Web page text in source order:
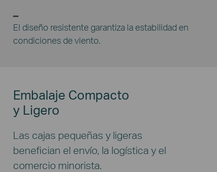
El diseño resistente garantiza la estabilidad en
condiciones de viento.
Embalaje Compacto
y Ligero
Las cajas pequeñas y ligeras
benefician el envío, la logística y el
comercio minorista.